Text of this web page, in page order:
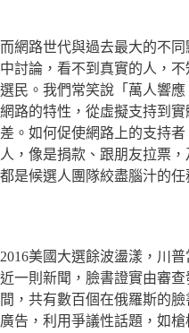
而網路世代與過去最大的不
中討論，看不到真實的人，
選民。我們常笑說「萬人響
網路的特性，從虛擬支持到
差。如何促使網路上的支持
人，像是捐款、跟朋友拉票
都是候選人團隊絞盡腦汁的任
2016美國大選餘波盪漾，川
近一則新聞，臉書證實由審
間，共有數百個在俄羅斯的
廣告，利用爭議性話題，如